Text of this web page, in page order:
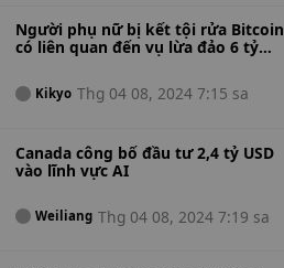
Người phụ nữ bị kết tội rửa Bitcoin
có liên quan đến vụ lừa đảo 6 tỷ
Kikyo Thg 04 08, 2024 7:15 sa
Canada công bố đầu tư 2,4 tỷ USD
vào lĩnh vực AI
Weiliang Thg 04 08, 2024 7:19 sa